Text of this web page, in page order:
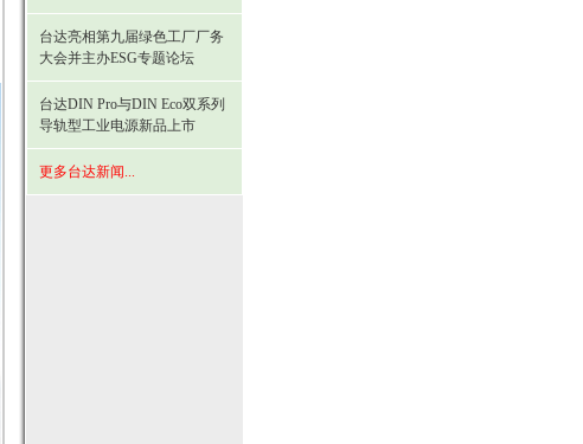
台达亮相第九届绿色工厂厂务
大会并主办ESG专题论坛
台达DIN Pro与DIN Eco双系列
导轨型工业电源新品上市
更多台达新闻...